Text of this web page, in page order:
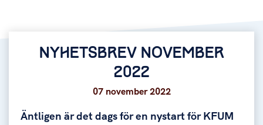
NYHETSBREV NOVEMBER
2022
07 november 2022
Äntligen är det dags för en nystart för KFUM